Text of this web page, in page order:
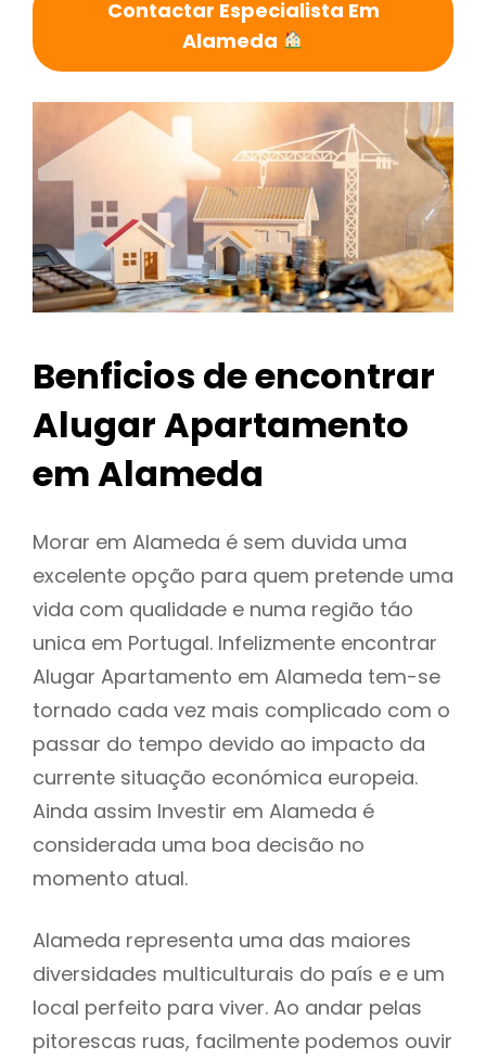
Contactar Especialista Em
Alameda
Benficios de encontrar
Alugar Apartamento
em Alameda
Morar em Alameda é sem duvida uma
excelente opção para quem pretende uma
vida com qualidade e numa região táo
unica em Portugal. Infelizmente encontrar
Alugar Apartamento em Alameda tem-se
tornado cada vez mais complicado com o
passar do tempo devido ao impacto da
currente situação económica europeia.
Ainda assim Investir em Alameda é
considerada uma boa decisão no
momento atual.
Alameda representa uma das maiores
diversidades multiculturais do país e e um
local perfeito para viver. Ao andar pelas
pitorescas ruas, facilmente podemos ouvir